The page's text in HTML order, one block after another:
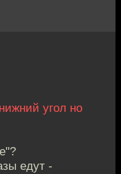
угол но
едут -